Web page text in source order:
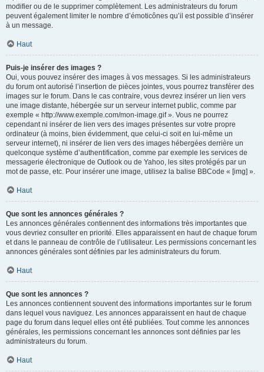
modifier ou de le supprimer complètement. Les administrateurs du forum
peuvent également limiter le nombre d’émoticônes qu’il est possible d’insérer
à un message.
Haut
Puis-je insérer des images ?
Oui, vous pouvez insérer des images à vos messages. Si les administrateurs
du forum ont autorisé l’insertion de pièces jointes, vous pourrez transférer des
images sur le forum. Dans le cas contraire, vous devrez insérer un lien vers
une image distante, hébergée sur un serveur internet public, comme par
exemple « http://www.exemple.com/mon-image.gif ». Vous ne pourrez
cependant ni insérer de lien vers des images présentes sur votre propre
ordinateur (à moins, bien évidemment, que celui-ci soit en lui-même un
serveur internet), ni insérer de lien vers des images hébergées derrière un
quelconque système d’authentification, comme par exemple les services de
messagerie électronique de Outlook ou de Yahoo, les sites protégés par un
mot de passe, etc. Pour insérer une image, utilisez la balise BBCode « [img] ».
Haut
Que sont les annonces générales ?
Les annonces générales contiennent des informations très importantes que
vous devriez consulter en priorité. Elles apparaissent en haut de chaque forum
et dans le panneau de contrôle de l’utilisateur. Les permissions concernant les
annonces générales sont définies par les administrateurs du forum.
Haut
Que sont les annonces ?
Les annonces contiennent souvent des informations importantes sur le forum
dans lequel vous naviguez. Les annonces apparaissent en haut de chaque
page du forum dans lequel elles ont été publiées. Tout comme les annonces
générales, les permissions concernant les annonces sont définies par les
administrateurs du forum.
Haut